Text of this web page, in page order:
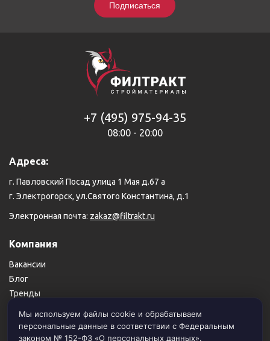
Подписаться
+7 (495) 975-94-35
08:00 - 20:00
Адреса:
г. Павловский Посад улица 1 Мая д.67 а
г. Электрогорск, ул.Святого Константина, д.1
Электронная почта: zakaz@filtrakt.ru
Компания
Вакансии
Блог
Тренды
Карта сайта
Пользовательское соглашение
Мы используем файлы cookie и обрабатываем
персональные данные в соответствии с Федеральным
законом № 152-ФЗ «О персональных данных».